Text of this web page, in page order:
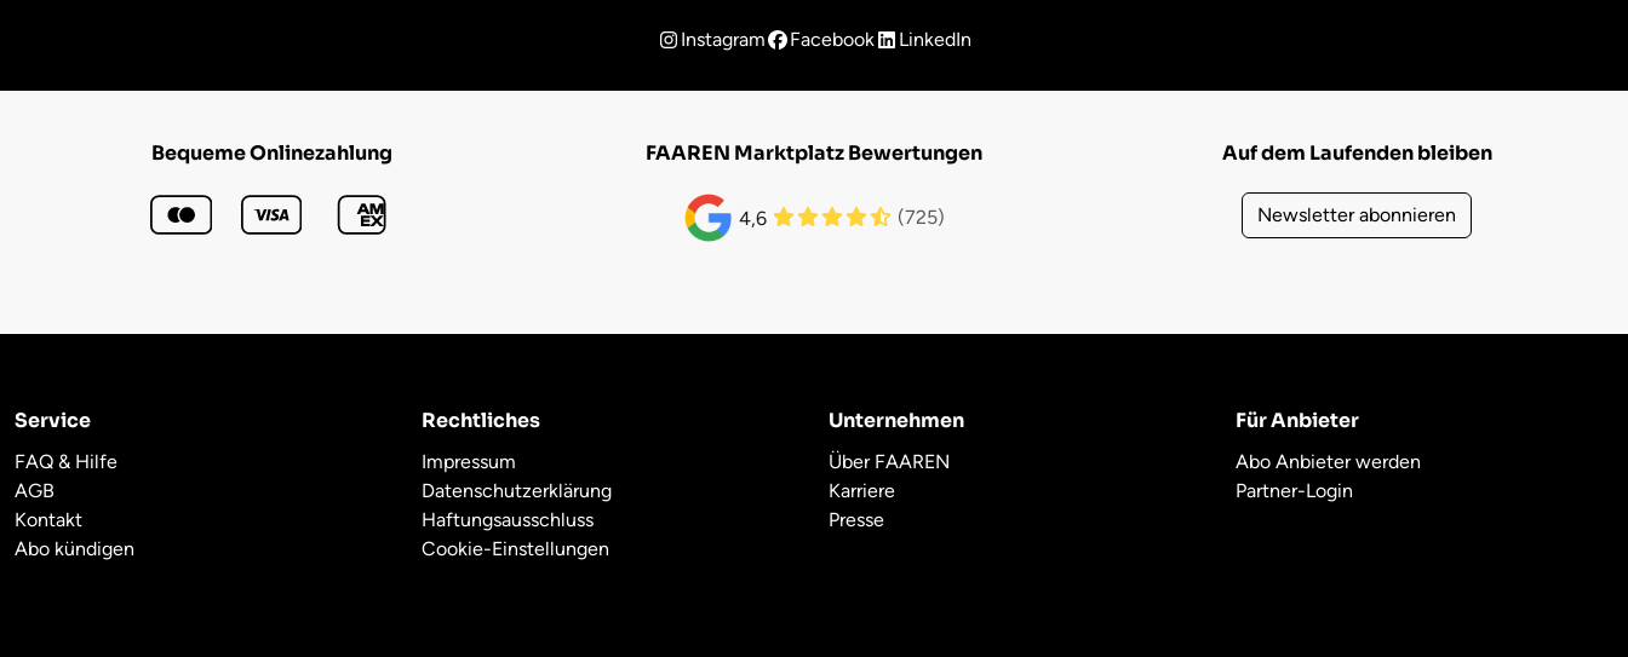
Instagram Facebook LinkedIn
Bequeme Onlinezahlung FAAREN Marktplatz Bewertungen
4,6 (725)
Auf dem Laufenden bleiben
Newsletter abonnieren
Service
FAQ & Hilfe
AGB
Kontakt
Abo kündigen
Rechtliches
Impressum
Datenschutzerklärung
Haftungsausschluss
Cookie-Einstellungen
Unternehmen
Über FAAREN
Karriere
Presse
Für Anbieter
Abo Anbieter werden
Partner-Login